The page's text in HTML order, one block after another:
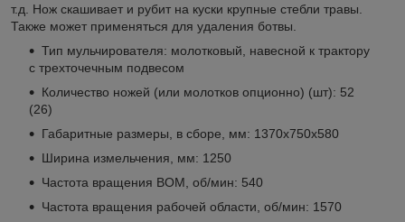
т.д. Нож скашивает и рубит на куски крупные стебли травы.
Также может применяться для удаления ботвы.
Тип мульчирователя: молотковый, навесной к трактору
с трехточечным подвесом
Количество ножей (или молотков опционно) (шт): 52
(26)
Габаритные размеры, в сборе, мм: 1370х750х580
Ширина измельчения, мм: 1250
Частота вращения ВОМ, об/мин: 540
Частота вращения рабочей области, об/мин: 1570